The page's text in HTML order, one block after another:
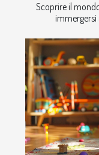
Scoprire il
immergersi